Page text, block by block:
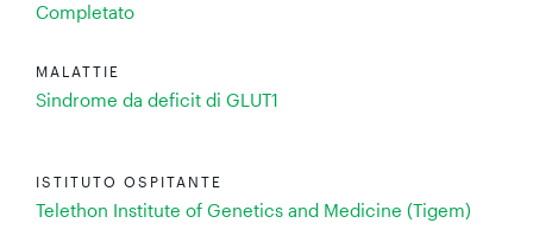
Completato
MALATTIE
Sindrome da deficit di GLUT1
ISTITUTO OSPITANTE
Telethon Institute of Genetics and Medicine (Tigem)